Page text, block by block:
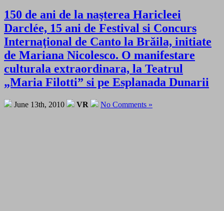
150 de ani de la naşterea Haricleei
Darclée, 15 ani de Festival si Concurs
Internaţional de Canto la Brăila, initiate
de Mariana Nicolesco. O manifestare
culturala extraordinara, la Teatrul
„Maria Filotti” si pe Esplanada Dunarii
June 13th, 2010 VR No Comments »